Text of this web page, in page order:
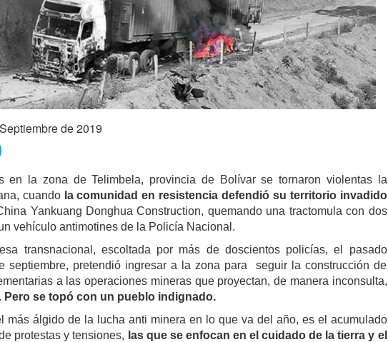
de 2019
en la zona de Telimbela, provincia de Bolívar se tornaron violentas la
cuando la comunidad en resistencia defendió su territorio invadido
Yankuang Donghua Construction, quemando una tractomula con dos
vehículo antimotines de la Policía Nacional.
transnacional, escoltada por más de doscientos policías, el pasado
septiembre, pretendió ingresar a la zona para seguir la construcción de
a las operaciones mineras que proyectan, de manera inconsulta,
Pero se topó con un pueblo indignado.
más álgido de la lucha anti minera en lo que va del año, es el acumulado
protestas y tensiones, las que se enfocan en el cuidado de la tierra y el